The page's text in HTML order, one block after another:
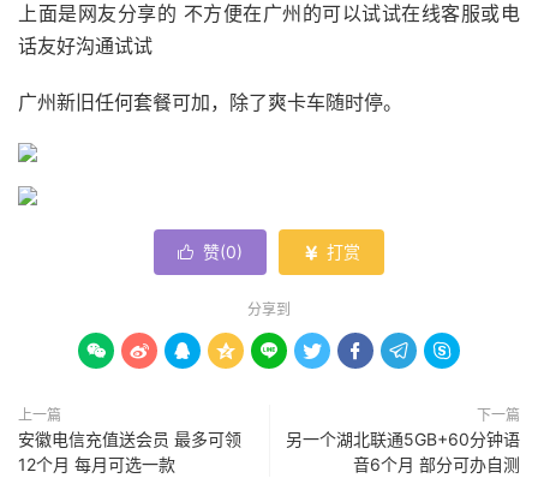
上面是网友分享的 不方便在广州的可以试试在线客服或电
话友好沟通试试
广州新旧任何套餐可加，除了爽卡车随时停。
 赞(0)  打赏
分享到
        
上一篇
安徽电信充值送会员 最多可领
12个月 每月可选一款
下一篇
另一个湖北联通5GB+60分钟语
音6个月 部分可办自测